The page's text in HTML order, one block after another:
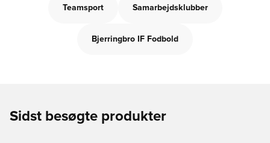
Teamsport Samarbejdsklubber
Bjerringbro IF Fodbold
Sidst besøgte produkter